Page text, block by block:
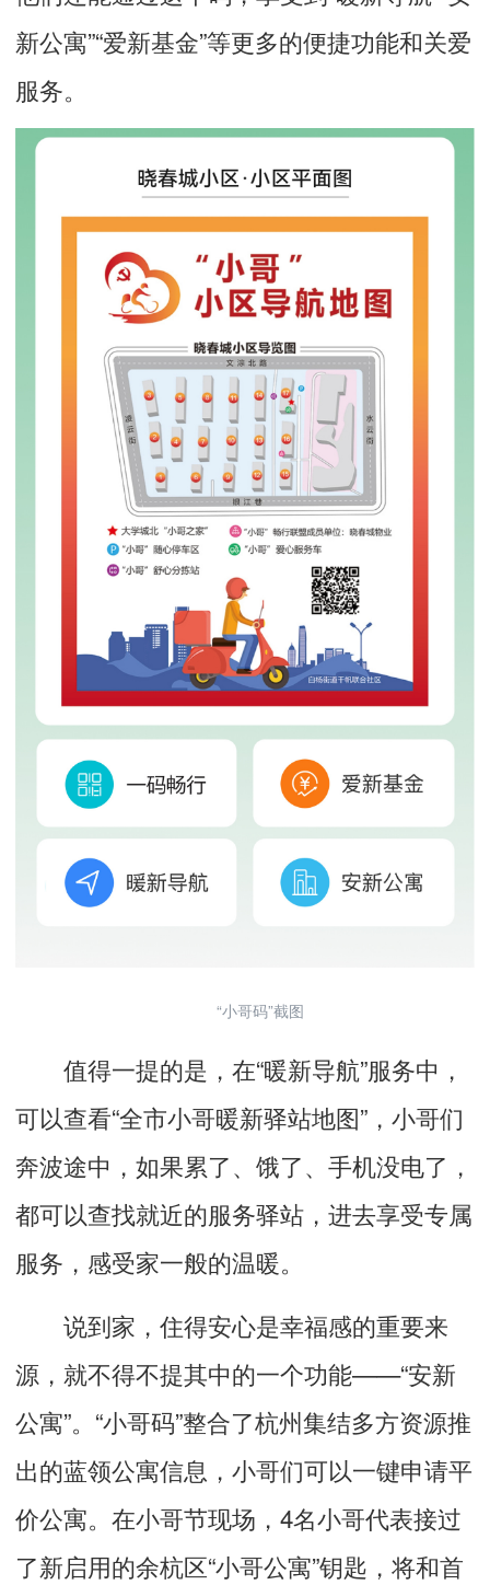
新公寓”“爱新基金”等更多的便捷功能和关爱
服务。
“小哥码”截图
值得一提的是，在“暖新导航”服务中，
可以查看“全市小哥暖新驿站地图”，小哥们
奔波途中，如果累了、饿了、手机没电了，
都可以查找就近的服务驿站，进去享受专属
服务，感受家一般的温暖。
说到家，住得安心是幸福感的重要来
源，就不得不提其中的一个功能——“安新
公寓”。“小哥码”整合了杭州集结多方资源推
出的蓝领公寓信息，小哥们可以一键申请平
价公寓。在小哥节现场，4名小哥代表接过
了新启用的余杭区“小哥公寓”钥匙，将和首